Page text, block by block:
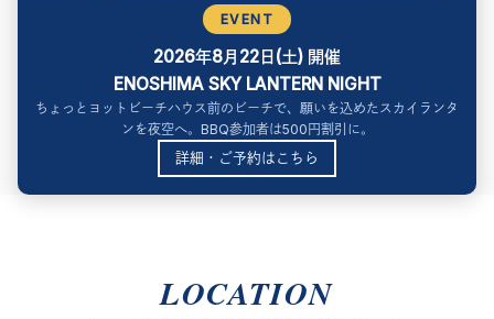
EVENT
2026年8月22日(土) 開催
ENOSHIMA SKY LANTERN NIGHT
ちょっとヨットビーチハウス前のビーチで、願いを込めたスカイランタ
ンを夜空へ。BBQ参加者は500円割引に。
詳細・ご予約はこちら
LOCATION